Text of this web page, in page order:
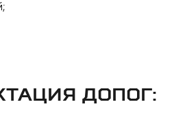
ДОПОГ: